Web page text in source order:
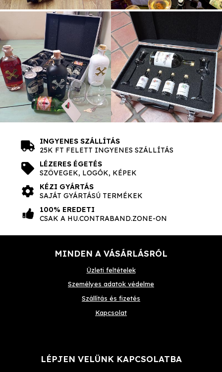
INGYENES SZÁLLÍTÁS
25K FT FELETT INGYENES SZÁLLÍTÁS
LÉZERES ÉGETÉS
SZÖVEGEK, LOGÓK, KÉPEK
KÉZI GYÁRTÁS
SAJÁT GYÁRTÁSÚ TERMÉKEK
100% EREDETI
CSAK A HU.CONTRABAND.ZONE-ON
MINDEN A VÁSÁRLÁSRÓL
Üzleti feltételek
Személyes adatok védelme
Szállítás és fizetés
Kapcsolat
LÉPJEN VELÜNK KAPCSOLATBA